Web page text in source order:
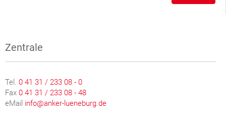
Zentrale
Tel. 0 41 31 / 233 08 - 0
Fax 0 41 31 / 233 08 - 48
eMail info@anker-lueneburg.de